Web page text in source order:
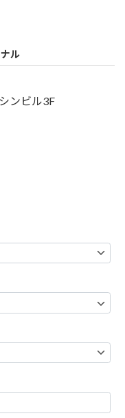
ル
ンビル3F